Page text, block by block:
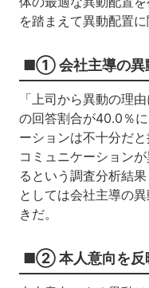
を踏まえて異動配置
■① 会社主導の異
「上司から異動の理
の回答割合が40.0％
ーションは不十分だ
コミュニケーション
るという調査分析結
としては会社主導の
きだ。
■② 本人意向を反